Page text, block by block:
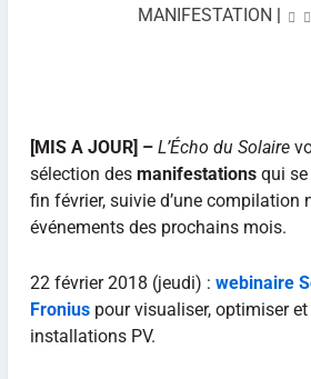
MANIFESTATION |
[MIS A JOUR] – L’Écho du Solaire
sélection des manifestationsqui se
fin février, suivie d’une compilation
événements des prochains mois.
22 février 2018 (jeudi) : webinaire
Froniuspour visualiser, optimiser
installations PV.